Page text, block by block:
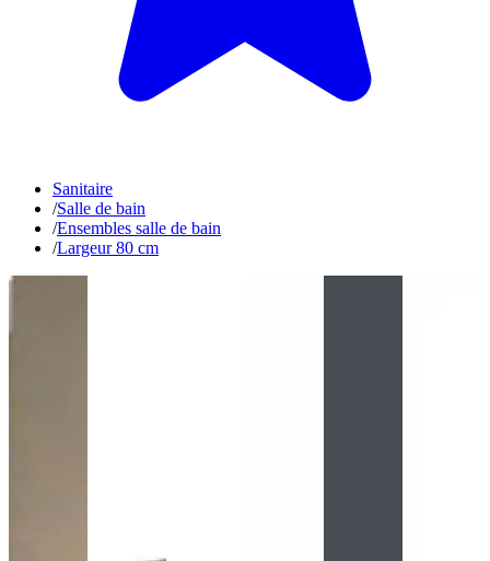
Sanitaire
/Salle de bain
/Ensembles salle de bain
/Largeur 80 cm